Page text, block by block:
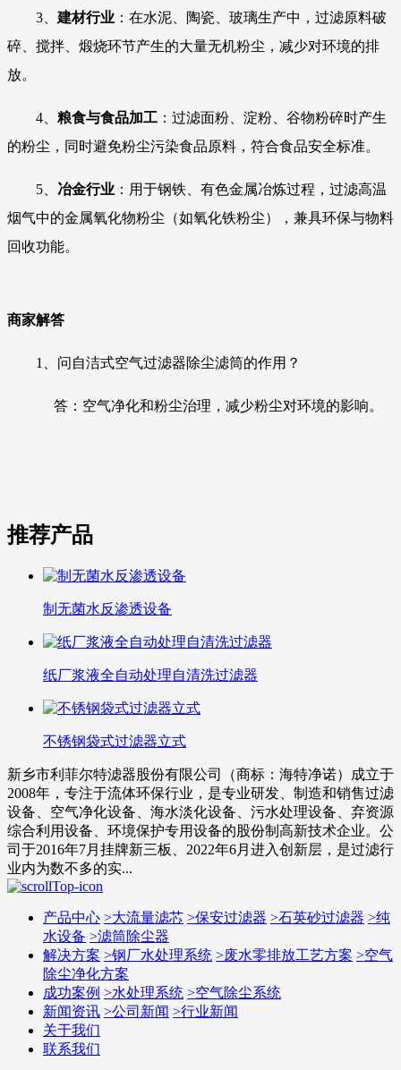
3、 建材行业 ：在水泥、陶瓷、玻璃生产中，过滤原料破
碎、搅拌、煅烧环节产生的大量无机粉尘，减少对环境的排
放。
4、 粮食与食品加工 ：过滤面粉、淀粉、谷物粉碎时产生
的粉尘，同时避免粉尘污染食品原料，符合食品安全标准。
5、 冶金行业 ：用于钢铁、有色金属冶炼过程，过滤高温
烟气中的金属氧化物粉尘（如氧化铁粉尘），兼具环保与物料
回收功能。
商家解答
1、 问自洁式空气过滤器除尘滤筒的作用？
答 ：空气净化和粉尘治理，减少粉尘对环境的影响。
推荐产品
制无菌水反渗透设备
纸厂浆液全自动处理自清洗过滤器
不锈钢袋式过滤器立式
新乡市利菲尔特滤器股份有限公司（商标：海特净诺）成立于
2008年，专注于流体环保行业，是专业研发、制造和销售过滤
设备、空气净化设备、海水淡化设备、污水处理设备、弃资源
综合利用设备、环境保护专用设备的股份制高新技术企业。公
司于2016年7月挂牌新三板、2022年6月进入创新层，是过滤行
业内为数不多的实...
产品中心 >大流量滤芯 >保安过滤器 >石英砂过滤器 >纯
水设备 >滤筒除尘器
解决方案 >钢厂水处理系统 >废水零排放工艺方案 >空气
除尘净化方案
成功案例 >水处理系统 >空气除尘系统
新闻资讯 >公司新闻 >行业新闻
关于我们
联系我们